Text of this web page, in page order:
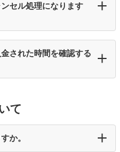
セル処理になります
された時間を確認する
て
か。